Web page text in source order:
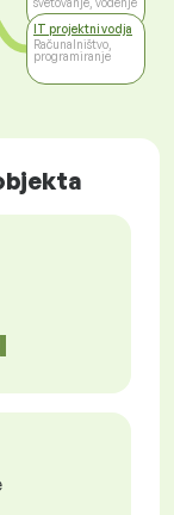
IT projektni vodja
Računalništvo,
programiranje